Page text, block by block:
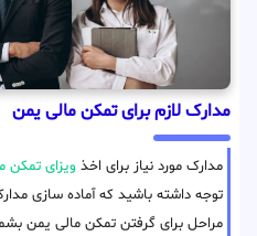
مدارک لازم برای تمکن مالی یمن
مدارک مورد نیاز برای اخذ ویزای تمکن
توجه داشته باشید که آماده سازی
مراحل برای گرفتن تمکن مالی یمن